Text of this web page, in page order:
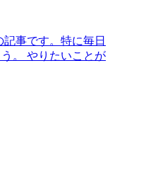
事です。特に毎日
。 やりたいことが